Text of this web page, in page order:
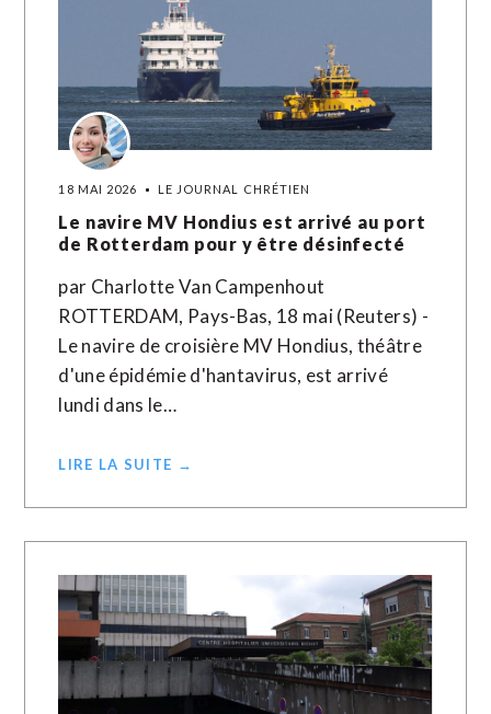
18 MAI 2026 LE JOURNAL CHRÉTIEN
Le navire MV Hondius est arrivé au port
de Rotterdam pour y être désinfecté
par Charlotte Van Campenhout
ROTTERDAM, Pays-Bas, 18 mai (Reuters) -
Le navire de croisière MV Hondius, théâtre
d'une épidémie d'hantavirus, est arrivé
lundi dans le…
LIRE LA SUITE →